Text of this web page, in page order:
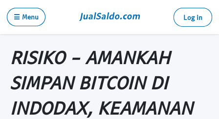
☰ Menu Log in
RISIKO - AMANKAH
SIMPAN BITCOIN DI
INDODAX, KEAMANAN